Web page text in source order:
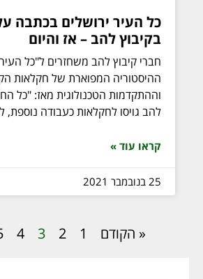
כל העיר ירושלים בכתבה
בקיבוץ להב – אז והיום
חברי קיבוץ להב משחזרים ל"כל
ההיסטוריה המפוארת של חקלאות
וההתקדמות הטכנולוגית מאז: "כל
להב גויסו לחקלאות כעבודה נוספת,
קראו עוד »
25 בנובמבר 2021
« הקודם 1
2
3
4